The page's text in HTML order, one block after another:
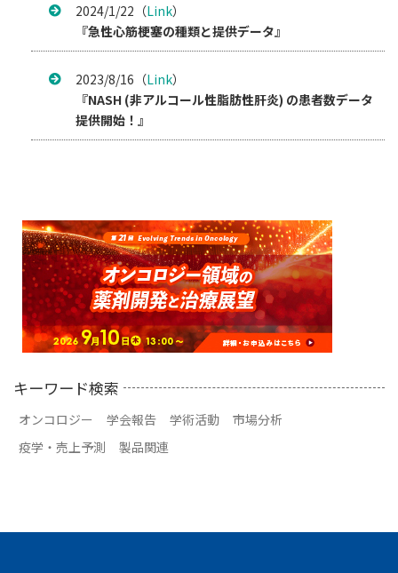
2024/1/22（Link）
『急性心筋梗塞の種類と提供データ』
2023/8/16（Link）
『NASH (非アルコール性脂肪性肝炎) の患者数データ
提供開始！』
キーワード検索
オンコロジー 学会報告 学術活動
市場分析
疫学・売上予測
製品関連